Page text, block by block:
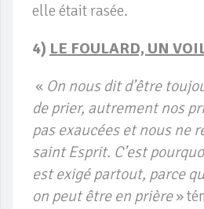
elle était rasée.
4) LE FOULARD, UN
« On nous dit d’être
de prier, autrement nos
pas exaucées et nous ne
saint Esprit. C’est
est exigé partout, parce
on peut être en prière»